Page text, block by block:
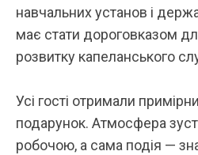
навчальних установ і
має стати дороговказом
розвитку капеланського
Усі гості отримали
подарунок. Атмосфера
робочою, а сама подія —